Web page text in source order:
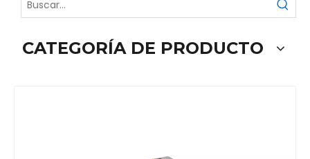
CATEGORÍA DE PRODUCTO